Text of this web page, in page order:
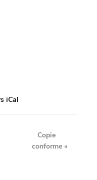
iCal
Copie
conforme »